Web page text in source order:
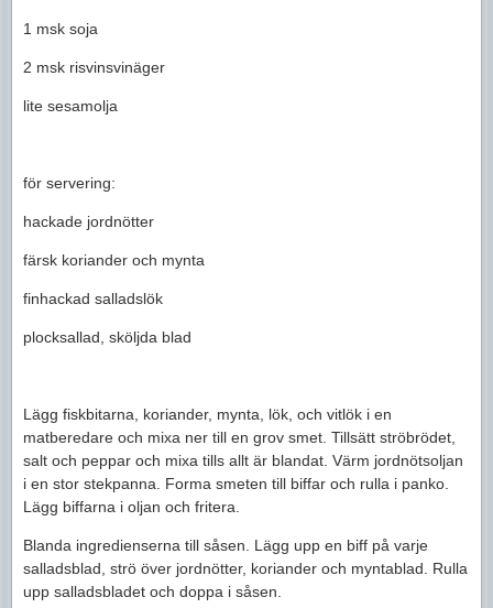
1 msk soja
2 msk risvinsvinäger
lite sesamolja
för servering:
hackade jordnötter
färsk koriander och mynta
finhackad salladslök
plocksallad, sköljda blad
Lägg fiskbitarna, koriander, mynta, lök, och vitlök i en
matberedare och mixa ner till en grov smet. Tillsätt ströbrödet,
salt och peppar och mixa tills allt är blandat. Värm jordnötsoljan
i en stor stekpanna. Forma smeten till biffar och rulla i panko.
Lägg biffarna i oljan och fritera.
Blanda ingredienserna till såsen. Lägg upp en biff på varje
salladsblad, strö över jordnötter, koriander och myntablad. Rulla
upp salladsbladet och doppa i såsen.